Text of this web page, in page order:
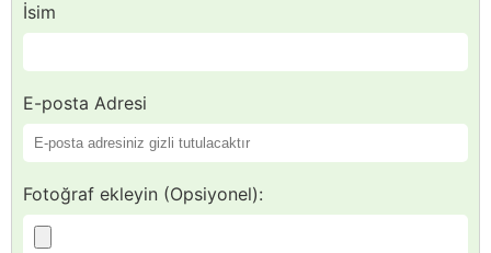
İsim
E-posta Adresi
Fotoğraf ekleyin (Opsiyonel):